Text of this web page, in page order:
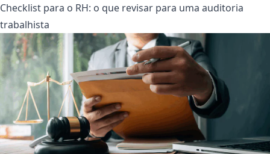
Checklist para o RH: o que revisar para uma auditoria
trabalhista